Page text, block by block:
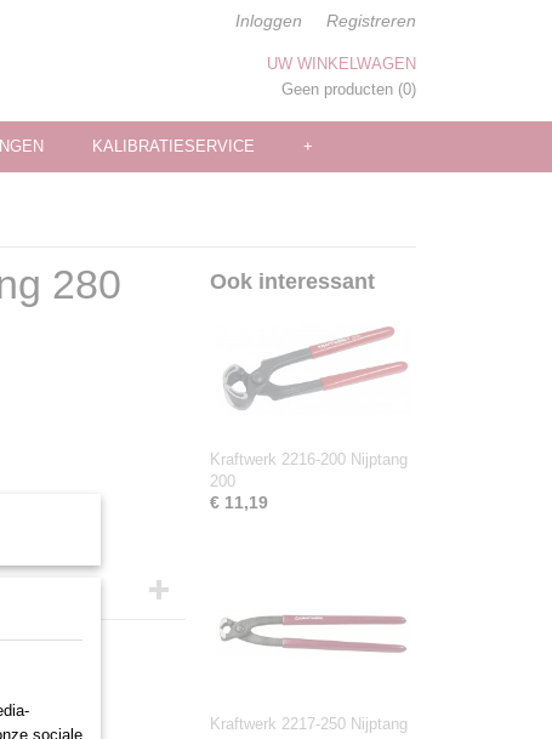
Inloggen Registreren
UW WINKELWAGEN
Geen producten (0)
KALIBRATIESERVICE +
280 Ook interessant
Kraftwerk 2216-200 Nijptang
200
€ 11,19
Kraftwerk 2217-250 Nijptang
sociale